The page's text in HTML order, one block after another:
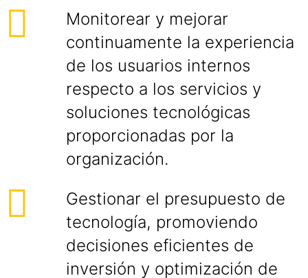
Monitorear y mejorar
continuamente la experiencia
de los usuarios internos
respecto a los servicios y
soluciones tecnológicas
proporcionadas por la
organización.
Gestionar el presupuesto de
tecnología, promoviendo
decisiones eficientes de
inversión y optimización de